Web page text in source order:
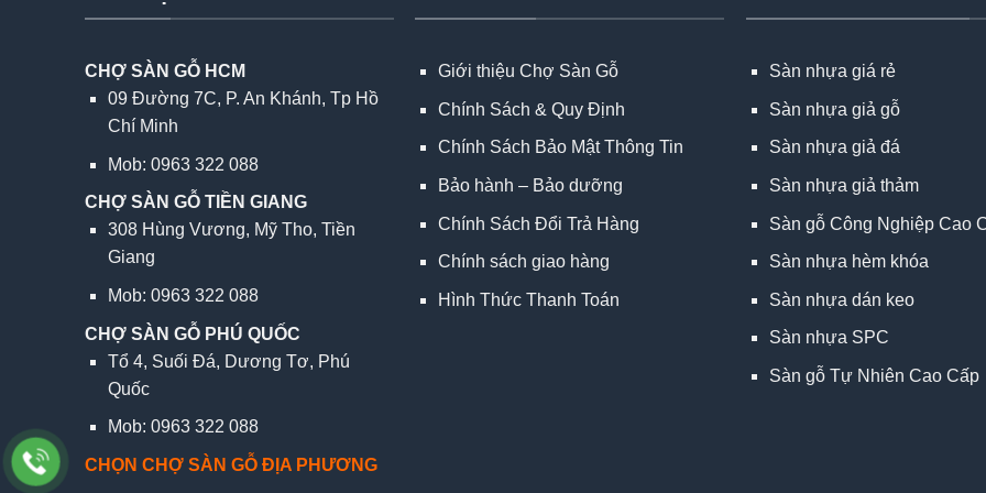
CHỢ SÀN GỖ HCM
09 Đường 7C, P. An Khánh, Tp Hồ
Chí Minh
Mob: 0963 322 088
CHỢ SÀN GỖ TIỀN GIANG
308 Hùng Vương, Mỹ Tho, Tiền
Giang
Mob: 0963 322 088
CHỢ SÀN GỖ PHÚ QUỐC
Tổ 4, Suối Đá, Dương Tơ, Phú
Quốc
Mob: 0963 322 088
CHỌN CHỢ SÀN GỖ ĐỊA PHƯƠNG
Giới thiệu Chợ Sàn Gỗ
Chính Sách & Quy Định
Chính Sách Bảo Mật Thông Tin
Bảo hành – Bảo dưỡng
Chính Sách Đổi Trả Hàng
Chính sách giao hàng
Hình Thức Thanh Toán
Sàn nhựa giá rẻ
Sàn nhựa giả gỗ
Sàn nhựa giả đá
Sàn nhựa giả thảm
Sàn gỗ Công Nghiệp Cao
Sàn nhựa hèm khóa
Sàn nhựa dán keo
Sàn nhựa SPC
Sàn gỗ Tự Nhiên Cao Cấp